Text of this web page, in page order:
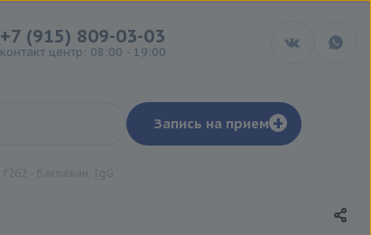
+7 (915) 809-03-03
контакт центр: 08:00 - 19:00
Запись на прием +